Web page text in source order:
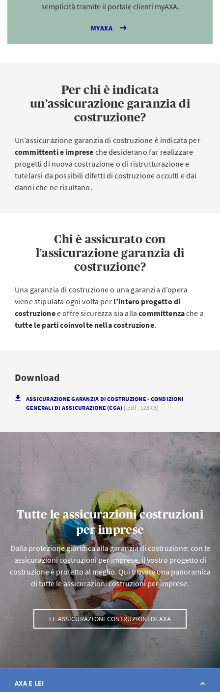
semplicità tramite il portale clienti myAXA.
MYAXA
Per chi è indicata
un’assicurazione garanzia di
costruzione?
Un’assicurazione garanzia di costruzione è indicata per
committenti e imprese che desiderano far realizzare
progetti di nuova costruzione o di ristrutturazione e
tutelarsi da possibili difetti di costruzione occulti e dai
danni che ne risultano.
Chi è assicurato con
l’assicurazione garanzia di
costruzione?
Una garanzia di costruzione o una garanzia d’opera
viene stipulata ogni volta per l’intero progetto di
costruzionee offre sicurezza sia allacommittenzache a
tutte le parti coinvolte nella costruzione.
Download
ASSICURAZIONE GARANZIA DI COSTRUZIONE - CONDIZIONI
GENERALI DI ASSICURAZIONE (CGA) [.pdf , 128KB]
Tutte le assicurazioni costruzioni
per imprese
Dalla protezione giuridica alla garanzia di costruzione: con le
assicurazioni costruzioni per imprese, il vostro progetto di
costruzione è protetto al meglio. Qui trovate una panoramica
di tutte le assicurazioni costruzioni per imprese.
LE ASSICURAZIONI COSTRUZIONI DI AXA
AXA E LEI